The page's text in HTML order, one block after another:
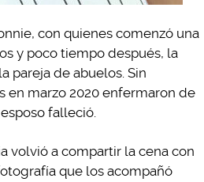
con quienes comenzó una
y poco tiempo después, la
pareja de abuelos. Sin
en marzo 2020 enfermaron de
falleció.
volvió a compartir la cena con
que los acompañó